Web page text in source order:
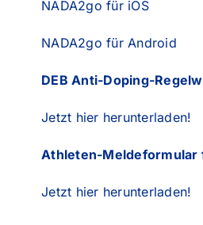
NADA2go für iOS
NADA2go für Android
DEB Anti-Doping-
Jetzt hier herunterladen!
Athleten-Meldeformular
Jetzt hier herunterladen!